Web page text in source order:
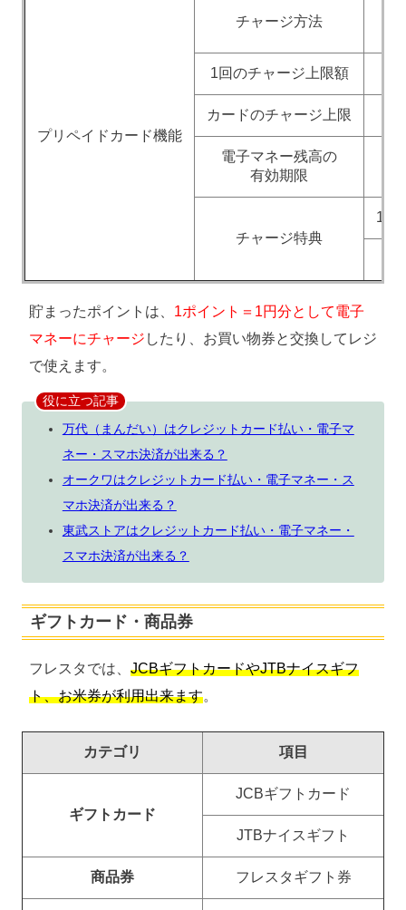
プリペイドカード機能
チャージ方法
1回のチャージ上限額
カードのチャージ上限
電子マネー残高の
有効期限
チャージ特典
貯まったポイントは、 1ポイント＝1円分として電子
マネーにチャージ したり、お買い物券と交換してレジ
で使えます。
役に立つ記事
万代（まんだい）はクレジットカード払い・電子マ
ネー・スマホ決済が出来る？
オークワはクレジットカード払い・電子マネー・ス
マホ決済が出来る？
東武ストアはクレジットカード払い・電子マネー・
スマホ決済が出来る？
ギフトカード・商品券
フレスタでは、 JCBギフトカードやJTBナイスギフ
ト、お米券が利用出来ます。
カテゴリ 項目
ギフトカード
JCBギフトカード
JTBナイスギフト
商品券 フレスタギフト券